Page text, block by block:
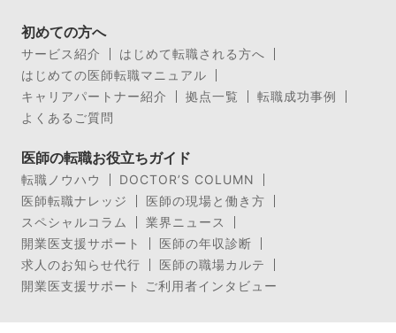
初めての方へ
サービス紹介
はじめて転職される方へ
はじめての医師転職マニュアル
キャリアパートナー紹介
拠点一覧
転職成功事例
よくあるご質問
医師の転職お役立ちガイド
転職ノウハウ
DOCTOR’S COLUMN
医師転職ナレッジ
医師の現場と働き方
スペシャルコラム
業界ニュース
開業医支援サポート
医師の年収診断
求人のお知らせ代行
医師の職場カルテ
開業医支援サポート ご利用者インタビュー